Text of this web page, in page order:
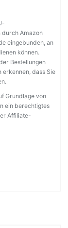
durch Amazon
eingebunden, an
können.
Bestellungen
erkennen, dass Sie
Grundlage von
ein berechtigtes
Affiliate-